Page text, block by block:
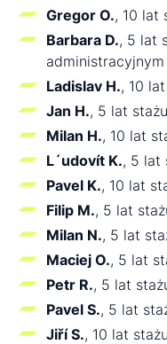
Gregor O., 10 lat
Barbara D., 5 lat
administracyjnym
Ladislav H., 10
Jan H., 5 lat
Milan H., 10 lat
L´udovít K., 5 lat
Pavel K., 10 lat
Filip M., 5 lat
Milan N., 5 lat
Maciej O., 5 lat
Petr R., 5 lat
Pavel S., 5 lat
Jiří S., 10 lat